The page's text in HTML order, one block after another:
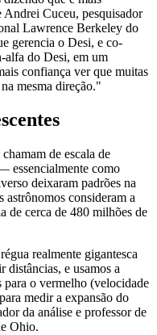
Andrei Cuceu, pesquisador
Lawrence Berkeley do
gerencia o Desi, e co-
alfa do Desi, em um
confiança ver que muitas
mesma direção."
de escala de
essencialmente como
deixaram padrões na
astrônomos consideram a
de cerca de 480 milhões de
realmente gigantesca
distâncias, e usamos a
para o vermelho (velocidade
medir a expansão do
da análise e professor de
Ohio.